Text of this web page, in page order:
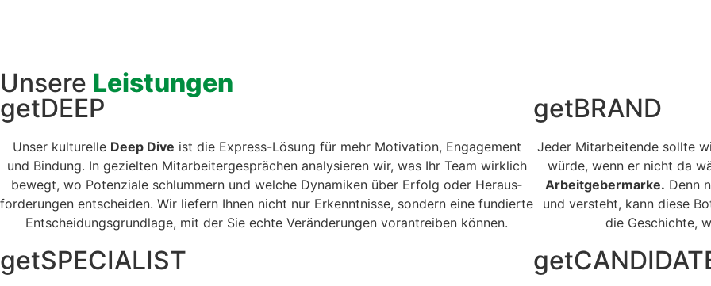
Unsere Leistungen
getDEEP
Unser kul­turelle Deep Dive ist die Express-Lösung für mehr Moti­va­tion, Engage­ment
und Bindung. In geziel­ten Mitar­beit­erge­sprächen analysieren wir, was Ihr Team wirk­lich
bewegt, wo Poten­ziale schlum­mern und welche Dynamiken über Erfolg oder Her­aus­
forderun­gen entschei­den. Wir liefern Ihnen nicht nur Erken­nt­nisse, son­dern eine fundierte
Entschei­dungs­grund­lage, mit der Sie echte Verän­derun­gen vorantreiben kön­nen.
getBRAND
Jed­er Mitar­bei­t­ende sollte
würde, wenn er nicht da
Arbeit­ge­ber­marke. Denn
und ver­ste­ht, kann diese
die Geschichte,
getSPECIALIST